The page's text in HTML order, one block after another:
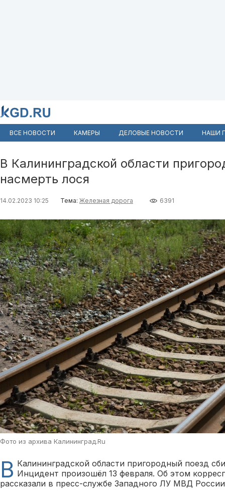
ВСЕ НОВОСТИ КАМЕРЫ ДЕЛОВЫЕ НОВОСТИ НАШИ
В Калининградской области
насмерть лося
14.02.2023 10:25 Тема: Железная дорога 6391
Фото из архива Калининград.Ru
В Калининградской области пригородный поезд
Инцидент произошёл 13 февраля. Об этом
рассказали в пресс-службе Западного ЛУ МВД